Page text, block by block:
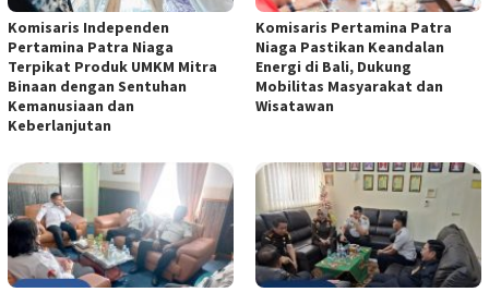
Komisaris Independen
Pertamina Patra Niaga
Terpikat Produk UMKM Mitra
Binaan dengan Sentuhan
Kemanusiaan dan
Keberlanjutan
Komisaris Pertamina Patra
Niaga Pastikan Keandalan
Energi di Bali, Dukung
Mobilitas Masyarakat dan
Wisatawan